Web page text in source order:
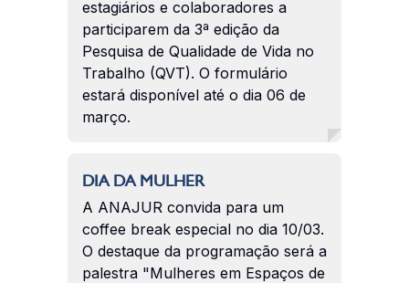
estagiários e colaboradores a
participarem da 3ª edição da
Pesquisa de Qualidade de Vida no
Trabalho (QVT). O formulário
estará disponível até o dia 06 de
março.
DIA DA MULHER
A ANAJUR convida para um
coffee break especial no dia 10/03.
O destaque da programação será a
palestra "Mulheres em Espaços de